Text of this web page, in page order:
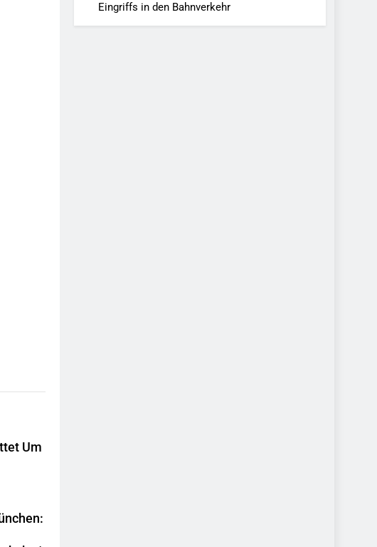
Um
Eingriffs in den Bahnverkehr